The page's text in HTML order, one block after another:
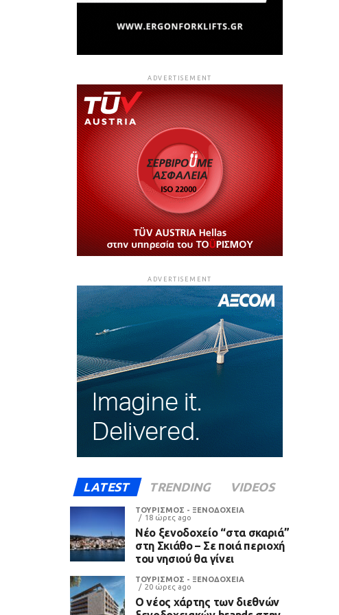
ADVERTISEMENT
ADVERTISEMENT
LATEST TRENDING VIDEOS
ΤΟΥΡΙΣΜΟΣ - ΞΕΝΟΔΟΧΕΙΑ
18 ώρες ago
Νέο ξενοδοχείο “στα σκαριά”
στη Σκιάθο – Σε ποιά περιοχή
του νησιού θα γίνει
ΤΟΥΡΙΣΜΟΣ - ΞΕΝΟΔΟΧΕΙΑ
20 ώρες ago
Ο νέος χάρτης των διεθνών